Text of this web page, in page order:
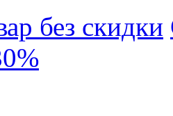
без скидки